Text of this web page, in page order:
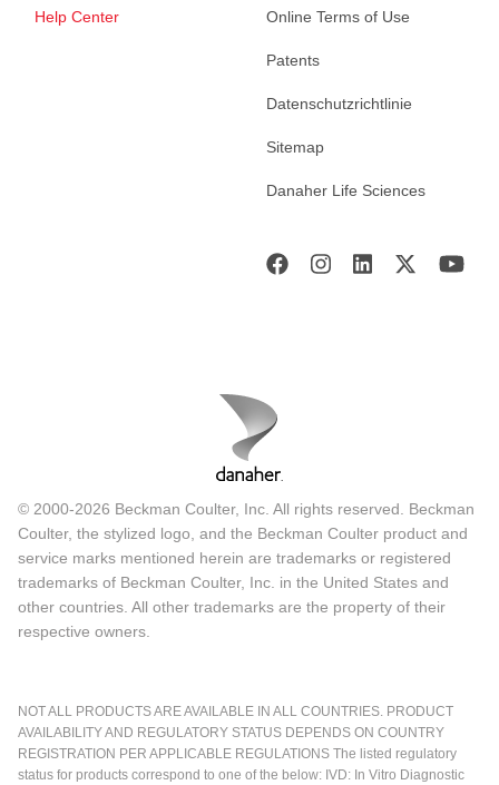
Help Center Online Terms of Use
Patents
Datenschutzrichtlinie
Sitemap
Danaher Life Sciences
© 2000-2026 Beckman Coulter, Inc. All rights reserved. Beckman
Coulter, the stylized logo, and the Beckman Coulter product and
service marks mentioned herein are trademarks or registered
trademarks of Beckman Coulter, Inc. in the United States and
other countries. All other trademarks are the property of their
respective owners.
NOT ALL PRODUCTS ARE AVAILABLE IN ALL COUNTRIES. PRODUCT
AVAILABILITY AND REGULATORY STATUS DEPENDS ON COUNTRY
REGISTRATION PER APPLICABLE REGULATIONS The listed regulatory
status for products correspond to one of the below: IVD: In Vitro Diagnostic